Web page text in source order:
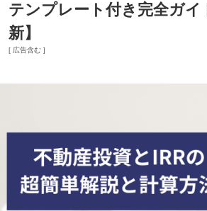
テンプレート付き完全ガイ
新】
[ 広告含む ]